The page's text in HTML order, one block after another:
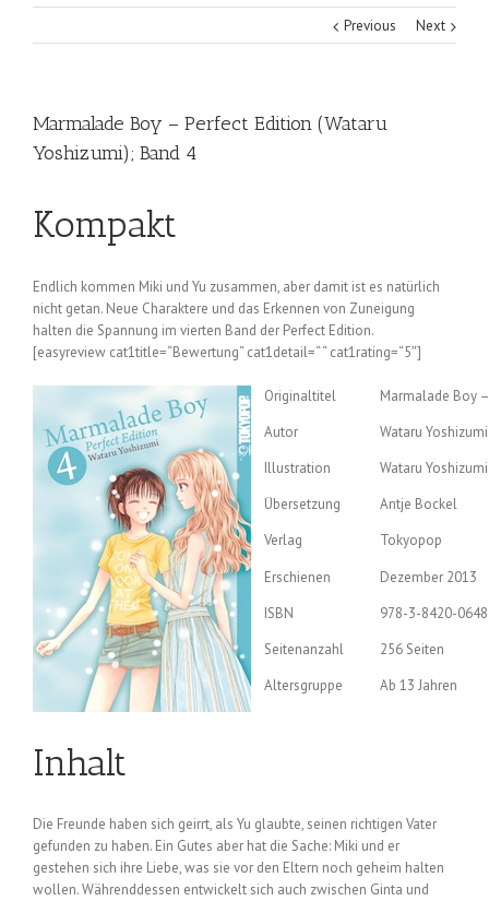
Previous Next
Marmalade Boy – Perfect Edition (Wataru
Yoshizumi); Band 4
Kompakt
Endlich kommen Miki und Yu zusammen, aber damit ist es natürlich
nicht getan. Neue Charaktere und das Erkennen von Zuneigung
halten die Spannung im vierten Band der Perfect Edition.
[easyreview cat1title=“Bewertung“ cat1detail=“ “ cat1rating=“5″]
Originaltitel
Marmalade Boy
Autor
Wataru Yoshizumi
Illustration
Wataru Yoshizumi
Übersetzung
Antje Bockel
Verlag
Tokyopop
Erschienen
Dezember 2013
ISBN
978-3-8420-
Seitenanzahl
256 Seiten
Altersgruppe
Ab 13 Jahren
Inhalt
Die Freunde haben sich geirrt, als Yu glaubte, seinen richtigen Vater
gefunden zu haben. Ein Gutes aber hat die Sache: Miki und er
gestehen sich ihre Liebe, was sie vor den Eltern noch geheim halten
wollen. Währenddessen entwickelt sich auch zwischen Ginta und